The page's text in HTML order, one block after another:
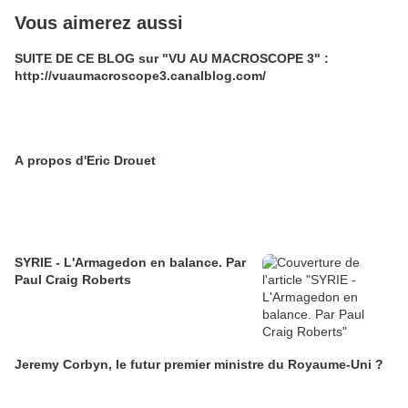
Vous aimerez aussi
SUITE DE CE BLOG sur "VU AU MACROSCOPE 3" :
http://vuaumacroscope3.canalblog.com/
A propos d'Eric Drouet
SYRIE - L'Armagedon en balance. Par
Paul Craig Roberts
Jeremy Corbyn, le futur premier ministre du Royaume-Uni ?